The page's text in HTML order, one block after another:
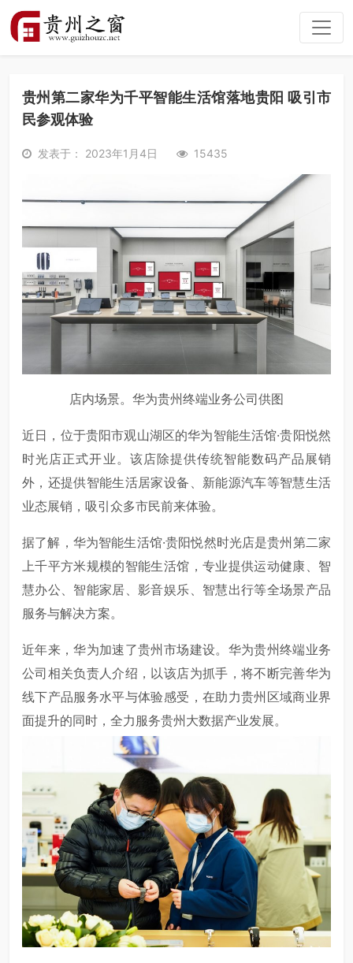
贵州第二家华为千平智能生活馆落地贵阳 吸引市
民参观体验
发表于： 2023年1月4日 15435
店内场景。华为贵州终端业务公司供图
近日，位于贵阳市观山湖区的华为智能生活馆·贵阳悦然
时光店正式开业。该店除提供传统智能数码产品展销
外，还提供智能生活居家设备、新能源汽车等智慧生活
业态展销，吸引众多市民前来体验。
据了解，华为智能生活馆·贵阳悦然时光店是贵州第二家
上千平方米规模的智能生活馆，专业提供运动健康、智
慧办公、智能家居、影音娱乐、智慧出行等全场景产品
服务与解决方案。
近年来，华为加速了贵州市场建设。华为贵州终端业务
公司相关负责人介绍，以该店为抓手，将不断完善华为
线下产品服务水平与体验感受，在助力贵州区域商业界
面提升的同时，全力服务贵州大数据产业发展。